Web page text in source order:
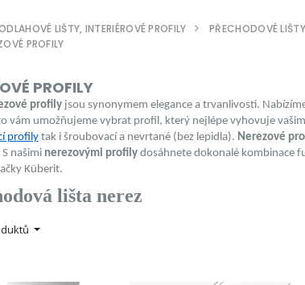
LIŠTY, INTERIÉROVÉ PROFILY PŘECHODOVÉ
PROFILY
PROFILY
profilyjsou synonymem elegance a trvanlivosti.
vám umožňujeme vybrat profil, který nejlépe vyhovuje
profilytak i šroubovací a nevrtané (bez lepidla). Nerezové
našimi nerezovými profilydosáhnete dokonalé kombinace
Küberit.
lišta nerez